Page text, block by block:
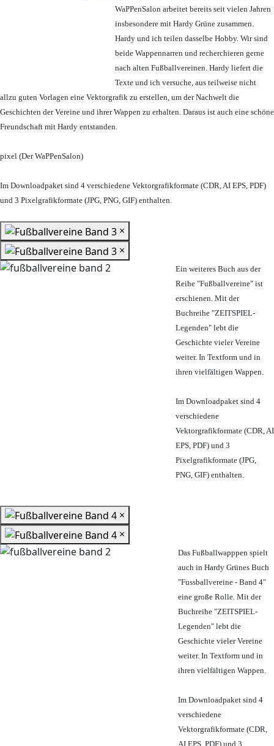
WaPPenSalon arbeitet bereits seit vielen Jahren
insbesondere mit Hardy Grüne zusammen.
Hardy und ich teilen dasselbe Hobby. Wir sind
beide Wappennarren und recherchieren gerne
nach alten Fußballvereinen. Hardy liefert die
Texte und ich versuche, aus teilweise nicht
allzu guten Vorlagen eine Vektorgrafik zu erstellen, um der Nachwelt die
Geschichten der Vereine und ihrer Wappen zu erhalten. Daraus ist auch eine schöne
Freundschaft mit Hardy entstanden.
pixel (Der WaPPenSalon)
Im Downloadpaket sind 4 verschiedene Vektorgrafikformate (CDR, AI EPS, PDF)
und 3 Pixelgrafikformate (JPG, PNG, GIF) enthalten.
×
×
Ein weiteres Buch aus der
Reihe "Fußballvereine" ist
erschienen. Mit der
Buchreihe "ZEITSPIEL-
Legenden" lebt die
Geschichte vieler Vereine
weiter. In Textform und in
ihren vielfältigen Wappen.
Im Downloadpaket sind 4
verschiedene
Vektorgrafikformate (CDR, AI
EPS, PDF) und 3
Pixelgrafikformate (JPG,
PNG, GIF) enthalten.
×
×
Das Fußballwapppen spielt
auch in Hardy Grünes Buch
"Fussballvereine - Band 4"
eine große Rolle. Mit der
Buchreihe "ZEITSPIEL-
Legenden" lebt die
Geschichte vieler Vereine
weiter. In Textform und in
ihren vielfältigen Wappen.
Im Downloadpaket sind 4
verschiedene
Vektorgrafikformate (CDR,
AI EPS, PDF) und 3